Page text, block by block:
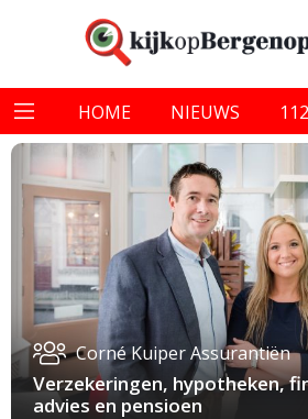
HOME NIEUWS
Corné Kuiper Assurantiën
Verzekeringen, hypotheken,
advies en pensioen